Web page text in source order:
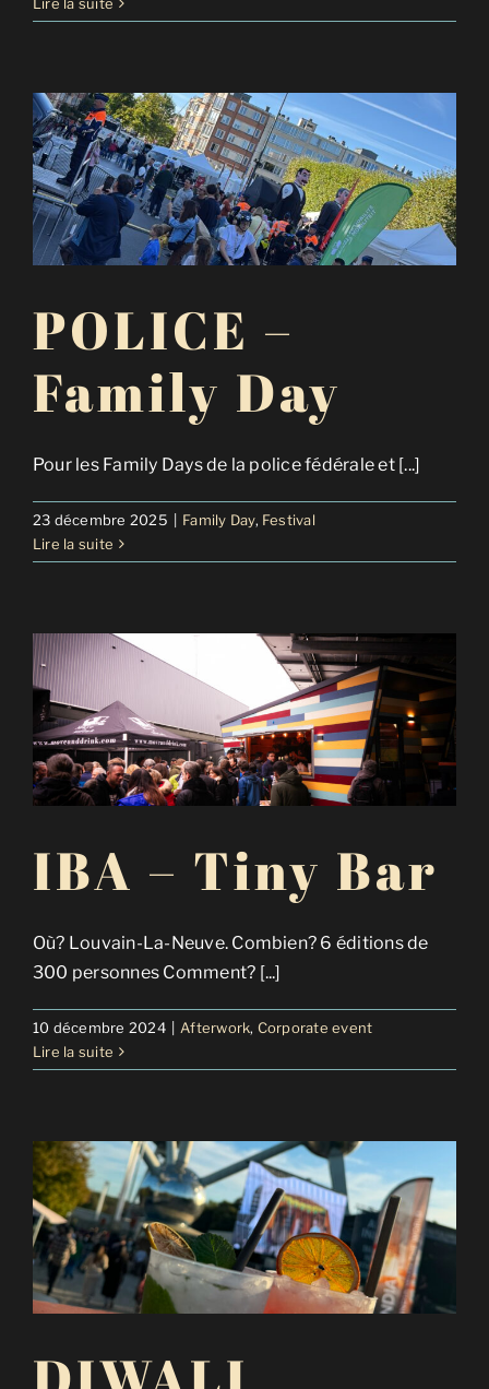
Lire la suite
POLICE –
Family Day
Pour les Family Days de la police fédérale et [...]
23 décembre 2025 Family Day, Festival
Lire la suite
IBA – Tiny Bar
Où? Louvain-La-Neuve. Combien? 6 éditions de
300 personnes Comment? [...]
10 décembre 2024 Afterwork, Corporate event
Lire la suite